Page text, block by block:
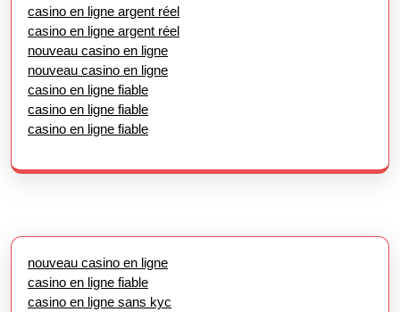
casino en ligne argent réel
casino en ligne argent réel
nouveau casino en ligne
nouveau casino en ligne
casino en ligne fiable
casino en ligne fiable
casino en ligne fiable
nouveau casino en ligne
casino en ligne fiable
casino en ligne sans kyc